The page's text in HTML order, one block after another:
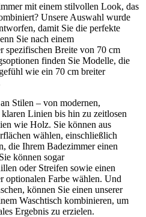
mit einem stilvollen Look, das
Unsere Auswahl wurde
damit Sie die perfekte
Sie nach einem
spezifischen Breite von 70 cm
finden Sie Modelle, die
wie ein 70 cm breiter
Stilen – von modernen,
Linien bis hin zu zeitlosen
wie Holz. Sie können aus
wählen, einschließlich
die Ihrem Badezimmer einen
können sogar
oder Streifen sowie einen
optionalen Farbe wählen. Und
können Sie einen unserer
Waschtisch kombinieren, um
Ergebnis zu erzielen.